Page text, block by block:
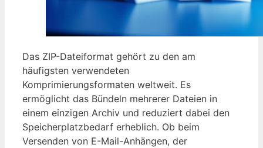
Das ZIP-Dateiformat gehört zu den am
häufigsten verwendeten
Komprimierungsformaten weltweit. Es
ermöglicht das Bündeln mehrerer Dateien in
einem einzigen Archiv und reduziert dabei den
Speicherplatzbedarf erheblich. Ob beim
Versenden von E-Mail-Anhängen, der